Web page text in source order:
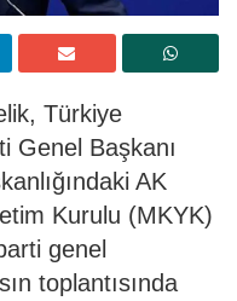
Türkiye
Genel Başkanı
AK
Kurulu (MKYK)
genel
toplantısında